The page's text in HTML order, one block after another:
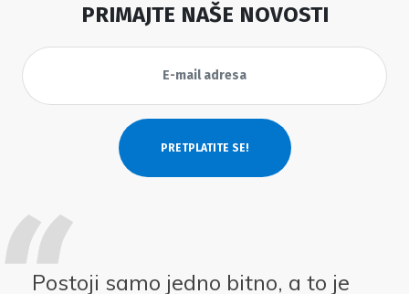
PRIMAJTE NAŠE NOVOSTI
Postoji samo jedno bitno, a to je